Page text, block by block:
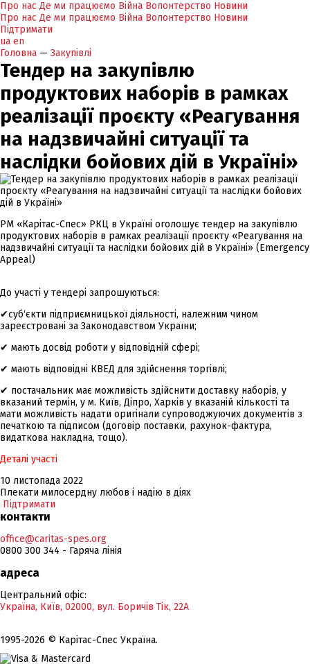
Про нас Де ми працюємо Війна Волонтерство Новини
Про нас Де ми працюємо Війна Волонтерство Новини
Підтримати
ua en
Головна — Закупівлі
Тендер на закупівлю
продуктових наборів в рамках
реалізації проєкту «Реагування
на надзвичайні ситуації та
наслідки бойових дій в Україні»
РМ «Карітас-Спес» РКЦ в Україні оголошує тендер на закупівлю
продуктових наборів в рамках реалізації проєкту «Реагування на
надзвичайні ситуації та наслідки бойових дій в Україні» (Emergency
Appeal)
До участі у тендері запрошуються:
✔суб‘єкти підприємницької діяльності, належним чином
зареєстровані за Законодавством України;
✔ мають досвід роботи у відповідній сфері;
✔ мають відповідні КВЕД для здійснення торгівлі;
✔ постачальник має можливість здійснити доставку наборів, у
вказаний термін, у м. Київ, Діпро, Харків у вказаній кількості та
мати можливість надати оригінали супроводжуючих документів з
печаткою та підписом (договір поставки, рахунок-фактура,
видаткова накладна, тощо).
Деталі участі
10 листопада 2022
Плекати милосердну любов і надію в діях
Підтримати
контакти
office@caritas-spes.org
0800 300 344 - Гаряча лінія
адреса
Центральний офіс:
Україна, Київ, 02000, вул. Боричів Тік, 22А
1995-2026 © Карітас-Спес Україна.